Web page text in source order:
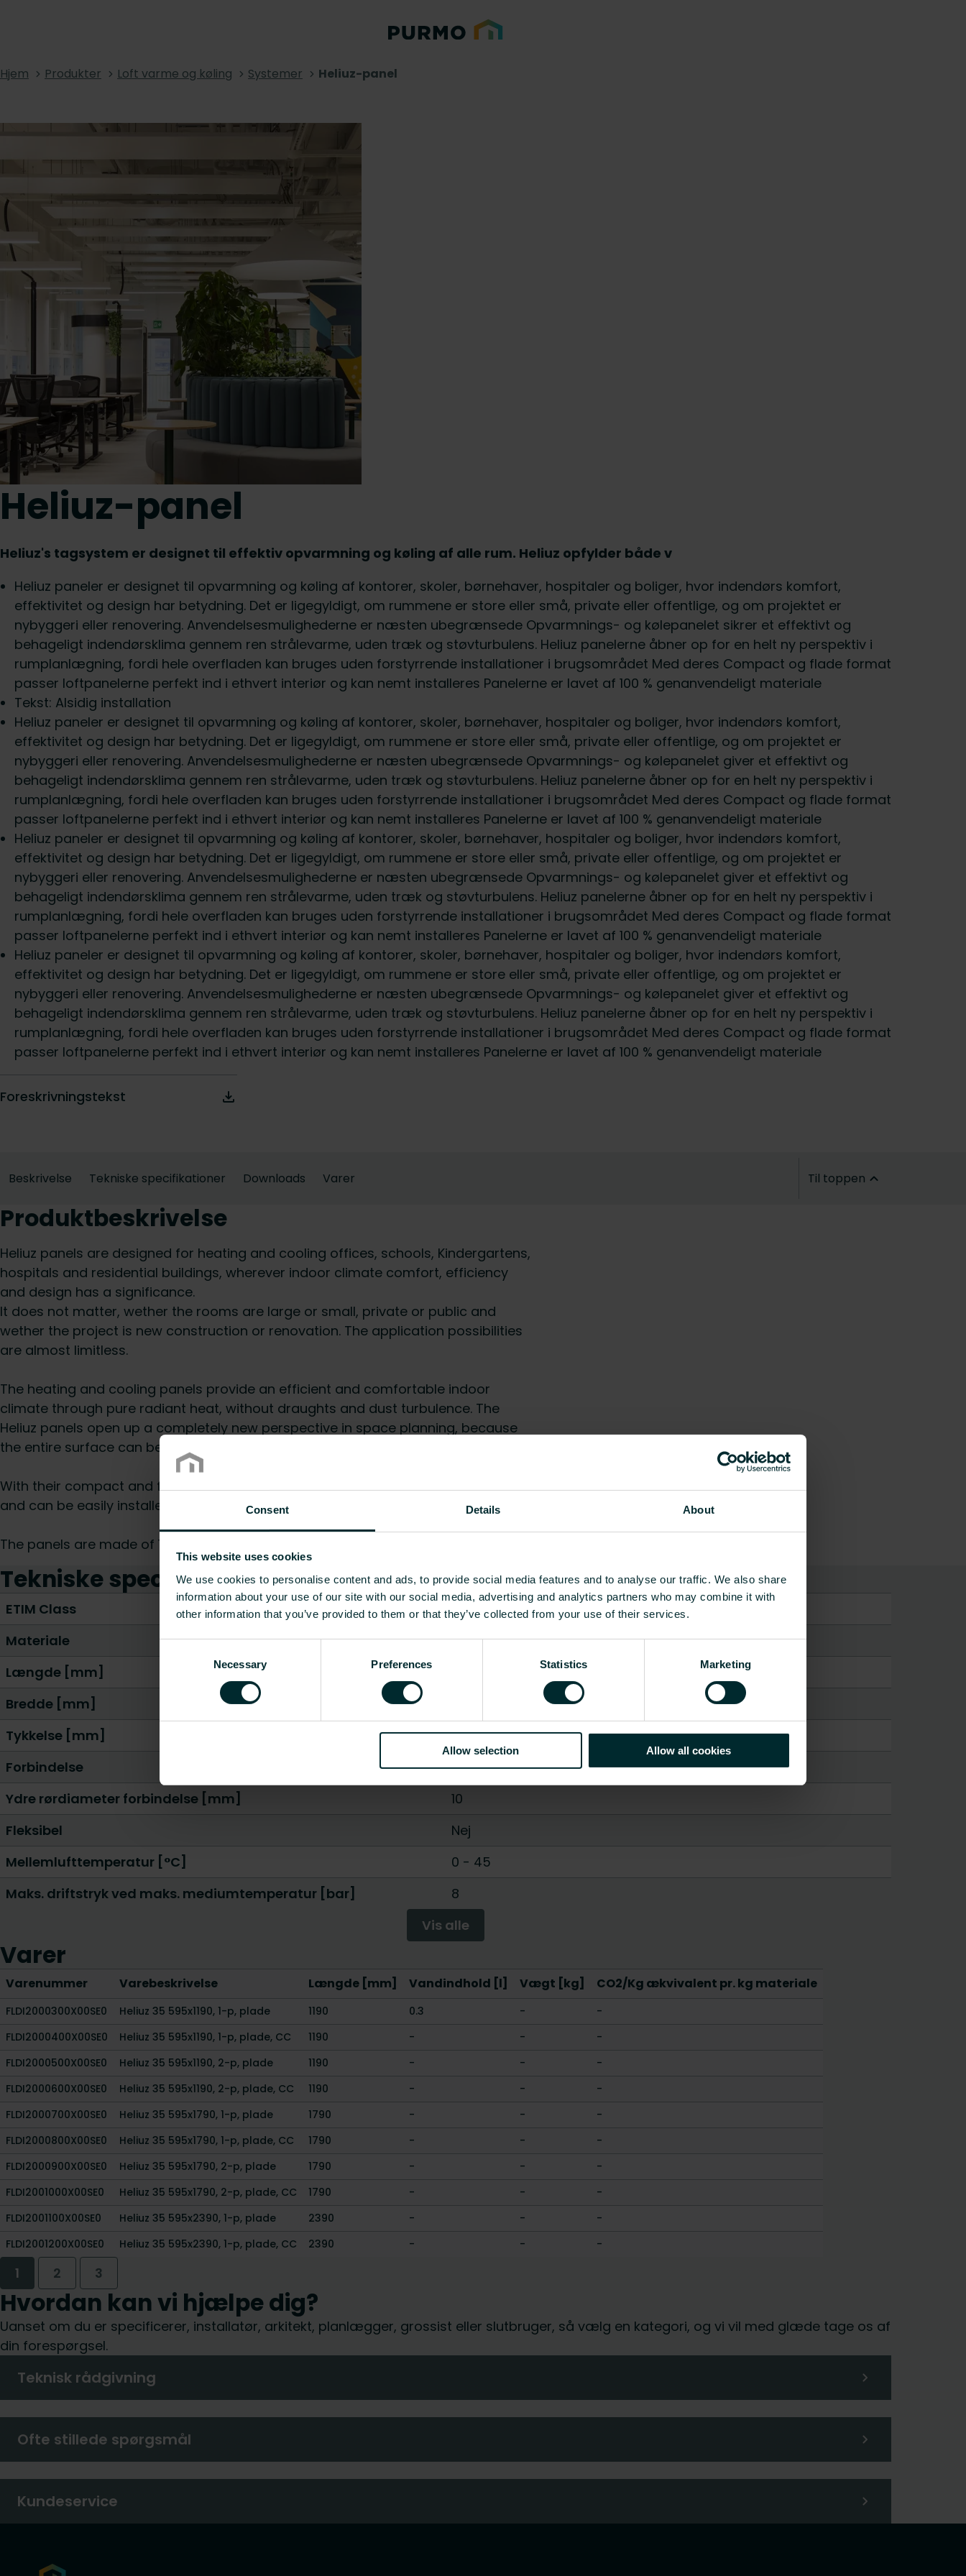
Consent Details About
This website uses cookies
We use cookies to personalise content and ads, to provide social media features and to analyse our traffic. We also share
information about your use of our site with our social media, advertising and analytics partners who may combine it with
other information that you’ve provided to them or that they’ve collected from your use of their services.
Necessary Preferences Statistics Marketing
Allow selection Allow all cookies
Hjem Produkter Loft varme og køling Systemer Heliuz-panel
Heliuz-panel
Heliuz's tagsystem er designet til effektiv opvarmning og køling af alle rum. Heliuz opfylder både v
Heliuz paneler er designet til opvarmning og køling af kontorer, skoler, børnehaver, hospitaler og boliger, hvor indendørs komfort,
effektivitet og design har betydning. Det er ligegyldigt, om rummene er store eller små, private eller offentlige, og om projektet er
nybyggeri eller renovering. Anvendelsesmulighederne er næsten ubegrænsede Opvarmnings- og kølepanelet sikrer et effektivt og
behageligt indendørsklima gennem ren strålevarme, uden træk og støvturbulens. Heliuz panelerne åbner op for en helt ny perspektiv i
rumplanlægning, fordi hele overfladen kan bruges uden forstyrrende installationer i brugsområdet Med deres Compact og flade format
passer loftpanelerne perfekt ind i ethvert interiør og kan nemt installeres Panelerne er lavet af 100 % genanvendeligt materiale
Tekst: Alsidig installation
Heliuz paneler er designet til opvarmning og køling af kontorer, skoler, børnehaver, hospitaler og boliger, hvor indendørs komfort,
effektivitet og design har betydning. Det er ligegyldigt, om rummene er store eller små, private eller offentlige, og om projektet er
nybyggeri eller renovering. Anvendelsesmulighederne er næsten ubegrænsede Opvarmnings- og kølepanelet giver et effektivt og
behageligt indendørsklima gennem ren strålevarme, uden træk og støvturbulens. Heliuz panelerne åbner op for en helt ny perspektiv i
rumplanlægning, fordi hele overfladen kan bruges uden forstyrrende installationer i brugsområdet Med deres Compact og flade format
passer loftpanelerne perfekt ind i ethvert interiør og kan nemt installeres Panelerne er lavet af 100 % genanvendeligt materiale
Heliuz paneler er designet til opvarmning og køling af kontorer, skoler, børnehaver, hospitaler og boliger, hvor indendørs komfort,
effektivitet og design har betydning. Det er ligegyldigt, om rummene er store eller små, private eller offentlige, og om projektet er
nybyggeri eller renovering. Anvendelsesmulighederne er næsten ubegrænsede Opvarmnings- og kølepanelet giver et effektivt og
behageligt indendørsklima gennem ren strålevarme, uden træk og støvturbulens. Heliuz panelerne åbner op for en helt ny perspektiv i
rumplanlægning, fordi hele overfladen kan bruges uden forstyrrende installationer i brugsområdet Med deres Compact og flade format
passer loftpanelerne perfekt ind i ethvert interiør og kan nemt installeres Panelerne er lavet af 100 % genanvendeligt materiale
Heliuz paneler er designet til opvarmning og køling af kontorer, skoler, børnehaver, hospitaler og boliger, hvor indendørs komfort,
effektivitet og design har betydning. Det er ligegyldigt, om rummene er store eller små, private eller offentlige, og om projektet er
nybyggeri eller renovering. Anvendelsesmulighederne er næsten ubegrænsede Opvarmnings- og kølepanelet giver et effektivt og
behageligt indendørsklima gennem ren strålevarme, uden træk og støvturbulens. Heliuz panelerne åbner op for en helt ny perspektiv i
rumplanlægning, fordi hele overfladen kan bruges uden forstyrrende installationer i brugsområdet Med deres Compact og flade format
passer loftpanelerne perfekt ind i ethvert interiør og kan nemt installeres Panelerne er lavet af 100 % genanvendeligt materiale
Foreskrivningstekst
Beskrivelse Tekniske specifikationer Downloads Varer Til toppen
Produktbeskrivelse
Heliuz panels are designed for heating and cooling offices, schools, Kindergartens,
hospitals and residential buildings, wherever indoor climate comfort, efficiency
and design has a significance.
It does not matter, wether the rooms are large or small, private or public and
wether the project is new construction or renovation. The application possibilities
are almost limitless.
The heating and cooling panels provide an efficient and comfortable indoor
climate through pure radiant heat, without draughts and dust turbulence. The
Heliuz panels open up a completely new perspective in space planning, because
the entire surface can be used without disturbing installations in the area of use.
With their compact and flat format, the ceiling panels fit perfectly into any interior
and can be easily installed.
The panels are made of 100 % recyclable material.
Tekniske specifikationer
ETIM Class
EC004684 - Overflade varme/køleveksler (vandtilført)
Materiale
Stål
Længde [mm]
Bredde [mm]
Tykkelse [mm]
35
Forbindelse
Klemforbindelse
Ydre rørdiameter forbindelse [mm]
10
Fleksibel
Nej
Mellemlufttemperatur [°C]
0 - 45
Maks. driftstryk ved maks. mediumtemperatur [bar]
8
Vis alle
Varer
Varenummer Varebeskrivelse Længde [mm] Vandindhold [l] Vægt [kg] CO2/Kg ækvivalent pr. kg materiale
FLDI2000300X00SE0 Heliuz 35 595x1190, 1-p, plade 1190 0.3 -
-
FLDI2000400X00SE0
Heliuz 35 595x1190, 1-p, plade, CC 1190 - -
-
FLDI2000500X00SE0
Heliuz 35 595x1190, 2-p, plade 1190 - -
-
FLDI2000600X00SE0
Heliuz 35 595x1190, 2-p, plade, CC 1190 - -
-
FLDI2000700X00SE0
Heliuz 35 595x1790, 1-p, plade 1790 - -
-
FLDI2000800X00SE0
Heliuz 35 595x1790, 1-p, plade, CC 1790 - -
-
FLDI2000900X00SE0
Heliuz 35 595x1790, 2-p, plade 1790 - -
-
FLDI2001000X00SE0
Heliuz 35 595x1790, 2-p, plade, CC 1790 - -
-
FLDI2001100X00SE0
Heliuz 35 595x2390, 1-p, plade 2390 - -
-
FLDI2001200X00SE0
Heliuz 35 595x2390, 1-p, plade, CC 2390 - - -
1 2 3
Hvordan kan vi hjælpe dig?
Uanset om du er specificerer, installatør, arkitekt, planlægger, grossist eller slutbruger, så vælg en kategori, og vi vil med glæde tage os af
din forespørgsel.
Teknisk rådgivning
Ofte stillede spørgsmål
Kundeservice